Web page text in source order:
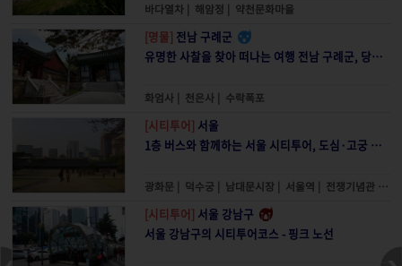
바다열차| 해암정 | 약천문화마을
[명물] 전남 구례군
유명한 사찰을 찾아 떠나는 여행 전남 구례군, 당일코스2
화엄사| 천은사| 수락폭포
[시티투어] 서울
1층 버스와 함께하는 서울 시티투어, 도심·고궁 코스
광화문 | 덕수궁| 남대문시장| 서울역 | 전쟁기념관 (U.S.O)
[시티투어] 서울 강남구
서울 강남구의 시티투어코스 - 핑크 노선